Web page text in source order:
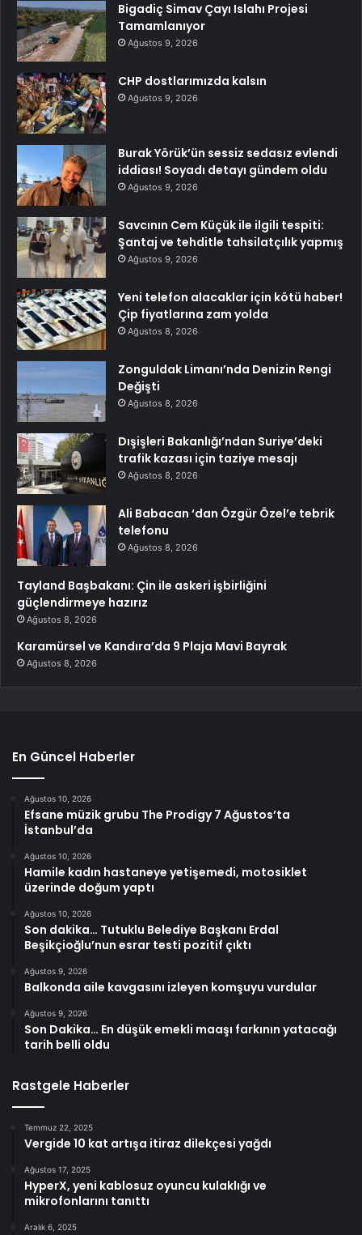
Bigadiç Simav Çayı Islahı Projesi
Tamamlanıyor
Ağustos 9, 2026
CHP dostlarımızda kalsın
Ağustos 9, 2026
Burak Yörük’ün sessiz sedasız evlendi
iddiası! Soyadı detayı gündem oldu
Ağustos 9, 2026
Savcının Cem Küçük ile ilgili tespiti:
Şantaj ve tehditle tahsilatçılık yapmış
Ağustos 9, 2026
Yeni telefon alacaklar için kötü haber!
Çip fiyatlarına zam yolda
Ağustos 8, 2026
Zonguldak Limanı’nda Denizin Rengi
Değişti
Ağustos 8, 2026
Dışişleri Bakanlığı’ndan Suriye’deki
trafik kazası için taziye mesajı
Ağustos 8, 2026
Ali Babacan ‘dan Özgür Özel’e tebrik
telefonu
Ağustos 8, 2026
Tayland Başbakanı: Çin ile askeri işbirliğini
güçlendirmeye hazırız
Ağustos 8, 2026
Karamürsel ve Kandıra’da 9 Plaja Mavi Bayrak
Ağustos 8, 2026
En Güncel Haberler
Ağustos 10, 2026
Efsane müzik grubu The Prodigy 7 Ağustos’ta
İstanbul’da
Ağustos 10, 2026
Hamile kadın hastaneye yetişemedi, motosiklet
üzerinde doğum yaptı
Ağustos 10, 2026
Son dakika… Tutuklu Belediye Başkanı Erdal
Beşikçioğlu’nun esrar testi pozitif çıktı
Ağustos 9, 2026
Balkonda aile kavgasını izleyen komşuyu vurdular
Ağustos 9, 2026
Son Dakika… En düşük emekli maaşı farkının yatacağı
tarih belli oldu
Rastgele Haberler
Temmuz 22, 2025
Vergide 10 kat artışa itiraz dilekçesi yağdı
Ağustos 17, 2025
HyperX, yeni kablosuz oyuncu kulaklığı ve
mikrofonlarını tanıttı
Aralık 6, 2025